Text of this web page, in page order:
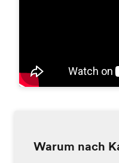
Warum nach